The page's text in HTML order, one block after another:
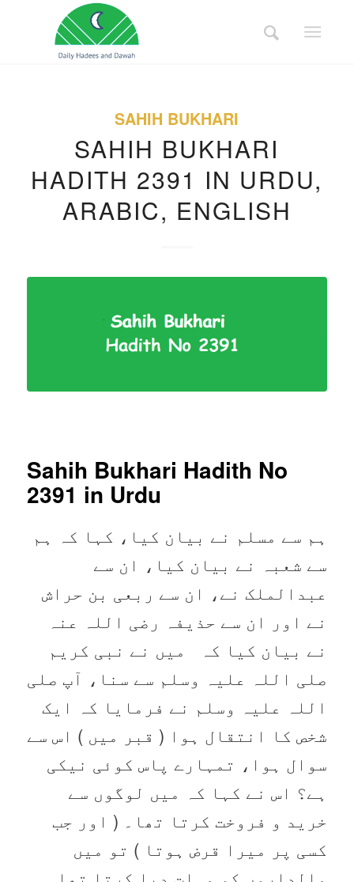
SAHIH BUKHARI
SAHIH BUKHARI
HADITH 2391 IN URDU,
ARABIC, ENGLISH
Sahih Bukhari Hadith No
2391 in Urdu
ہم سے مسلم نے بیان کیا، کہا کہ ہم
سے شعبہ نے بیان کیا، ان سے
عبدالملک نے، ان سے ربعی بن حراش
نے اور ان سے حذیفہ رضی اللہ عنہ
نے بیان کیا کہ میں نے نبی کریم
صلی اللہ علیہ وسلم سے سنا، آپ صلی
اللہ علیہ وسلم نے فرمایا کہ ایک
شخص کا انتقال ہوا ( قبر میں ) اس سے
سوال ہوا، تمہارے پاس کوئی نیکی
ہے؟ اس نے کہا کہ میں لوگوں سے
خرید و فروخت کرتا تھا۔ ( اور جب
کسی پر میرا قرض ہوتا ) تو میں
مالداروں کو مہلت دیا کرتا تھا